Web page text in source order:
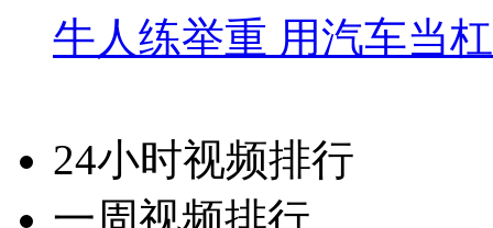
牛人练举重 用汽车当
24小时视频排行
一周视频排行